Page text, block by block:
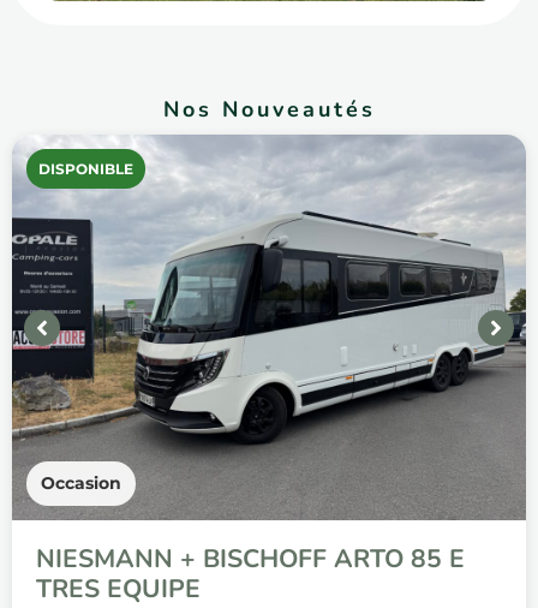
Nos Nouveautés
Occasion
DISPONIBLE
NIESMANN + BISCHOFF ARTO 85 E
TRES EQUIPE